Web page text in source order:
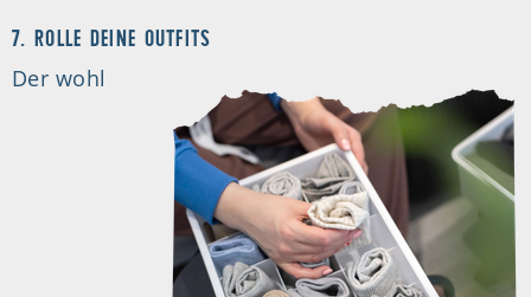
7. ROLLE DEINE OUTFITS
Der wohl